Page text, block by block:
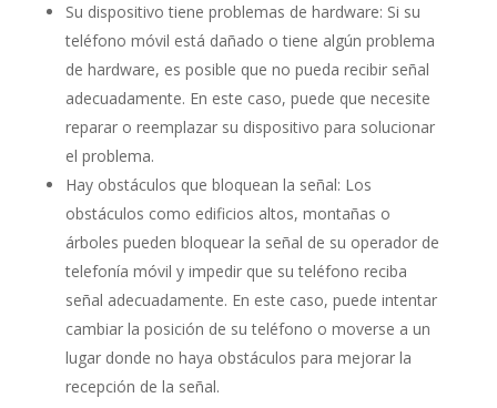
Su dispositivo tiene problemas de hardware: Si su
teléfono móvil está dañado o tiene algún problema
de hardware, es posible que no pueda recibir señal
adecuadamente. En este caso, puede que necesite
reparar o reemplazar su dispositivo para solucionar
el problema.
Hay obstáculos que bloquean la señal: Los
obstáculos como edificios altos, montañas o
árboles pueden bloquear la señal de su operador de
telefonía móvil y impedir que su teléfono reciba
señal adecuadamente. En este caso, puede intentar
cambiar la posición de su teléfono o moverse a un
lugar donde no haya obstáculos para mejorar la
recepción de la señal.